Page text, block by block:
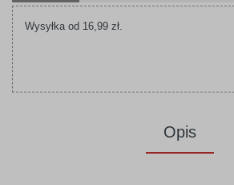
Wysyłka od 16,99 zł.
Opis